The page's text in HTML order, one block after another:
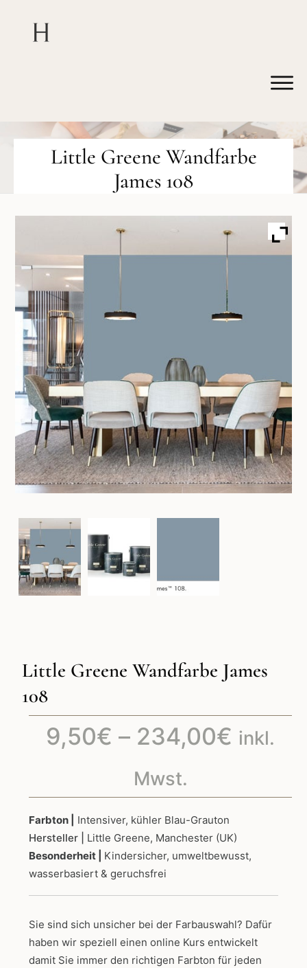
Little Greene Wandfarbe
James 108
Little Greene Wandfarbe James
108
9,50€ – 234,00€ inkl.
Mwst.
Farbton |
Intensiver, kühler Blau-Grauton
Hersteller | Little Greene, Manchester (UK)
Besonderheit | Kindersicher, umweltbewusst,
wasserbasiert & geruchsfrei
Sie sind sich unsicher bei der Farbauswahl? Dafür
haben wir speziell einen online Kurs entwickelt
damit Sie immer den richtigen Farbton für jeden